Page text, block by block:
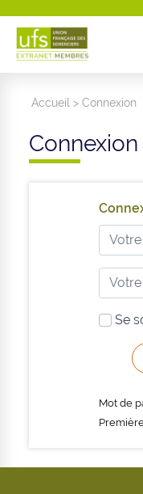
Accueil >Connexion
Connexion
Se
Mot de